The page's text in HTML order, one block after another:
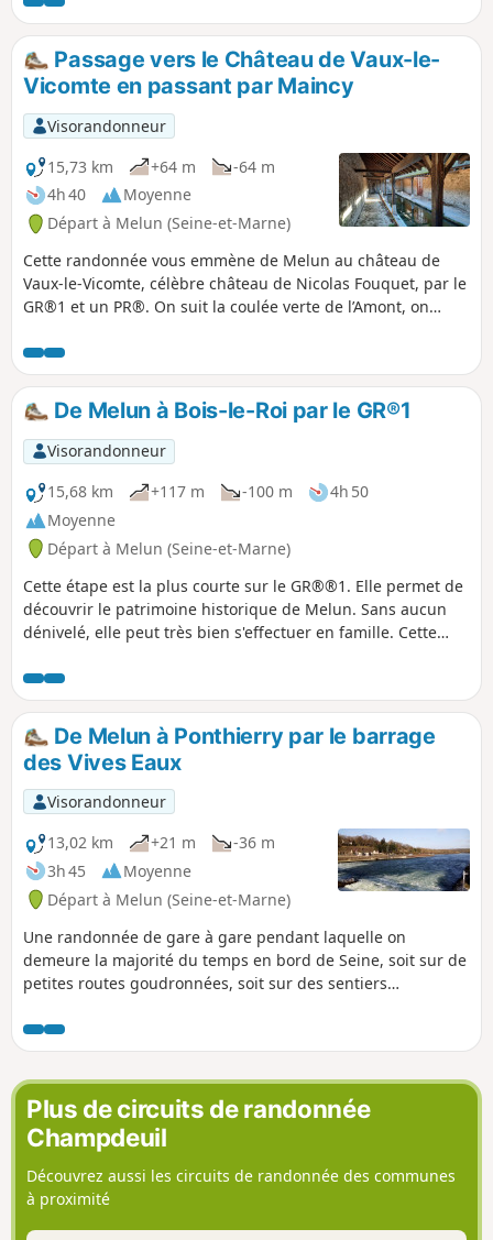
Passage vers le Château de Vaux-le-
Vicomte en passant par Maincy
Visorandonneur
15,73 km
+64 m
-64 m
4h 40
Moyenne
Départ à Melun (Seine-et-Marne)
Cette randonnée vous emmène de Melun au château de
Vaux-le-Vicomte, célèbre château de Nicolas Fouquet, par le
GR®1 et un PR®. On suit la coulée verte de l’Amont, on
petite cité de caractère », puis un passage près du château
de Vaux-le-Vicomte et de ses jardins à la française.
De Melun à Bois-le-Roi par le GR®1
Visorandonneur
15,68 km
+117 m -100 m
4h 50
Moyenne
Départ à Melun (Seine-et-Marne)
Cette étape est la plus courte sur le GR®®1. Elle permet de
découvrir le patrimoine historique de Melun. Sans aucun
dénivelé, elle peut très bien s'effectuer en famille. Cette
dont la traversée sera plus difficile. La randonnée peut se
découper en trois parties : une première et une troisième
partie urbaine avec la traversée de Melun, Vaux-le-Pénil,
Chartrettes et Bois-le-Roi, séparées par une courte portion
boisée.
De Melun à Ponthierry par le barrage
des Vives Eaux
Visorandonneur
13,02 km
+21 m
-36 m
3h 45
Moyenne
Départ à Melun (Seine-et-Marne)
Une randonnée de gare à gare pendant laquelle on
demeure la majorité du temps en bord de Seine, soit sur de
petites routes goudronnées, soit sur des sentiers
Boissettes apportent une touche patrimoniale à cette
randonnée.
Plus de circuits de randonnée
Champdeuil
Découvrez aussi les circuits de randonnée des communes
à proximité